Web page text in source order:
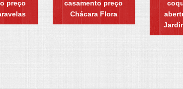
preço
casamento preço
Chácara Flora